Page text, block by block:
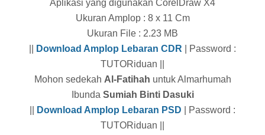
Aplikasi yang digunakan CorelDraw X4
Ukuran Amplop : 8 x 11 Cm
Ukuran File : 2.23 MB
Download Amplop Lebaran CDR | Password :
TUTORiduan ||
Mohon sedekah Al-Fatihah untuk Almarhumah
Ibunda Sumiah Binti Dasuki
Download Amplop Lebaran PSD | Password :
TUTORiduan ||